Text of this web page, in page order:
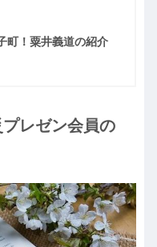
町！粟井義道の紹介
レゼン会員の